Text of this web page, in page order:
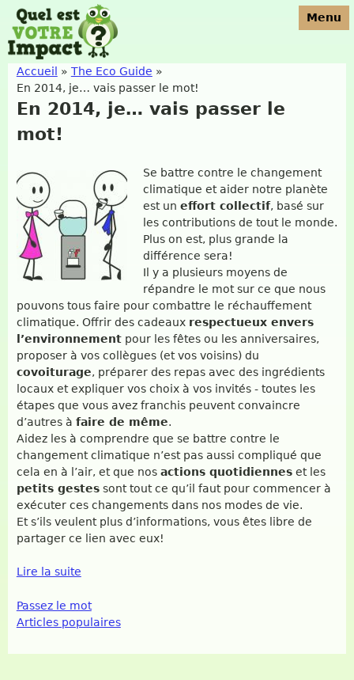
Vous êtes ici
Accueil » The Eco Guide »
En 2014, je… vais passer le mot!
En 2014, je… vais passer le
mot!
Se battre contre le changement
climatique et aider notre planète
est un effort collectif, basé sur
les contributions de tout le monde.
Plus on est, plus grande la
différence sera!
Il y a plusieurs moyens de
répandre le mot sur ce que nous
pouvons tous faire pour combattre le réchauffement
climatique. Offrir des cadeaux respectueux envers
l’environnementpour les fêtes ou les anniversaires,
proposer à vos collègues (et vos voisins) du
covoiturage, préparer des repas avec des ingrédients
locaux et expliquer vos choix à vos invités - toutes les
étapes que vous avez franchis peuvent convaincre
d’autres à faire de même.
Aidez les à comprendre que se battre contre le
changement climatique n’est pas aussi compliqué que
cela en à l’air, et que nos actions quotidienneset les
petits gestessont tout ce qu’il faut pour commencer à
exécuter ces changements dans nos modes de vie.
Et s’ils veulent plus d’informations, vous êtes libre de
partager ce lien avec eux!
Lire la suite
Passez le mot
Articles populaires
Menu